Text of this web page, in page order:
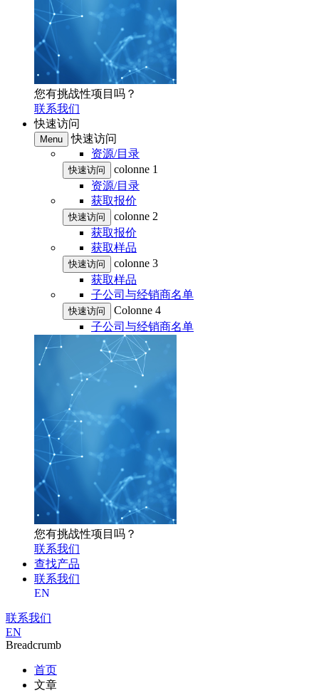
您有挑战性项目吗？
联系我们
快速访问
Menu
快速访问
资源/目录
快速访问
colonne 1
资源/目录
获取报价
快速访问
colonne 2
获取报价
获取样品
快速访问
colonne 3
获取样品
子公司与经销商名单
快速访问
Colonne 4
子公司与经销商名单
您有挑战性项目吗？
联系我们
查找产品
联系我们
EN
联系我们
EN
Breadcrumb
首页
文章